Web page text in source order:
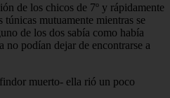
de los chicos de 7º y rápidamente
túnicas mutuamente mientras se
de los dos sabía como había
no podían dejar de encontrarse a
muerto- ella rió un poco